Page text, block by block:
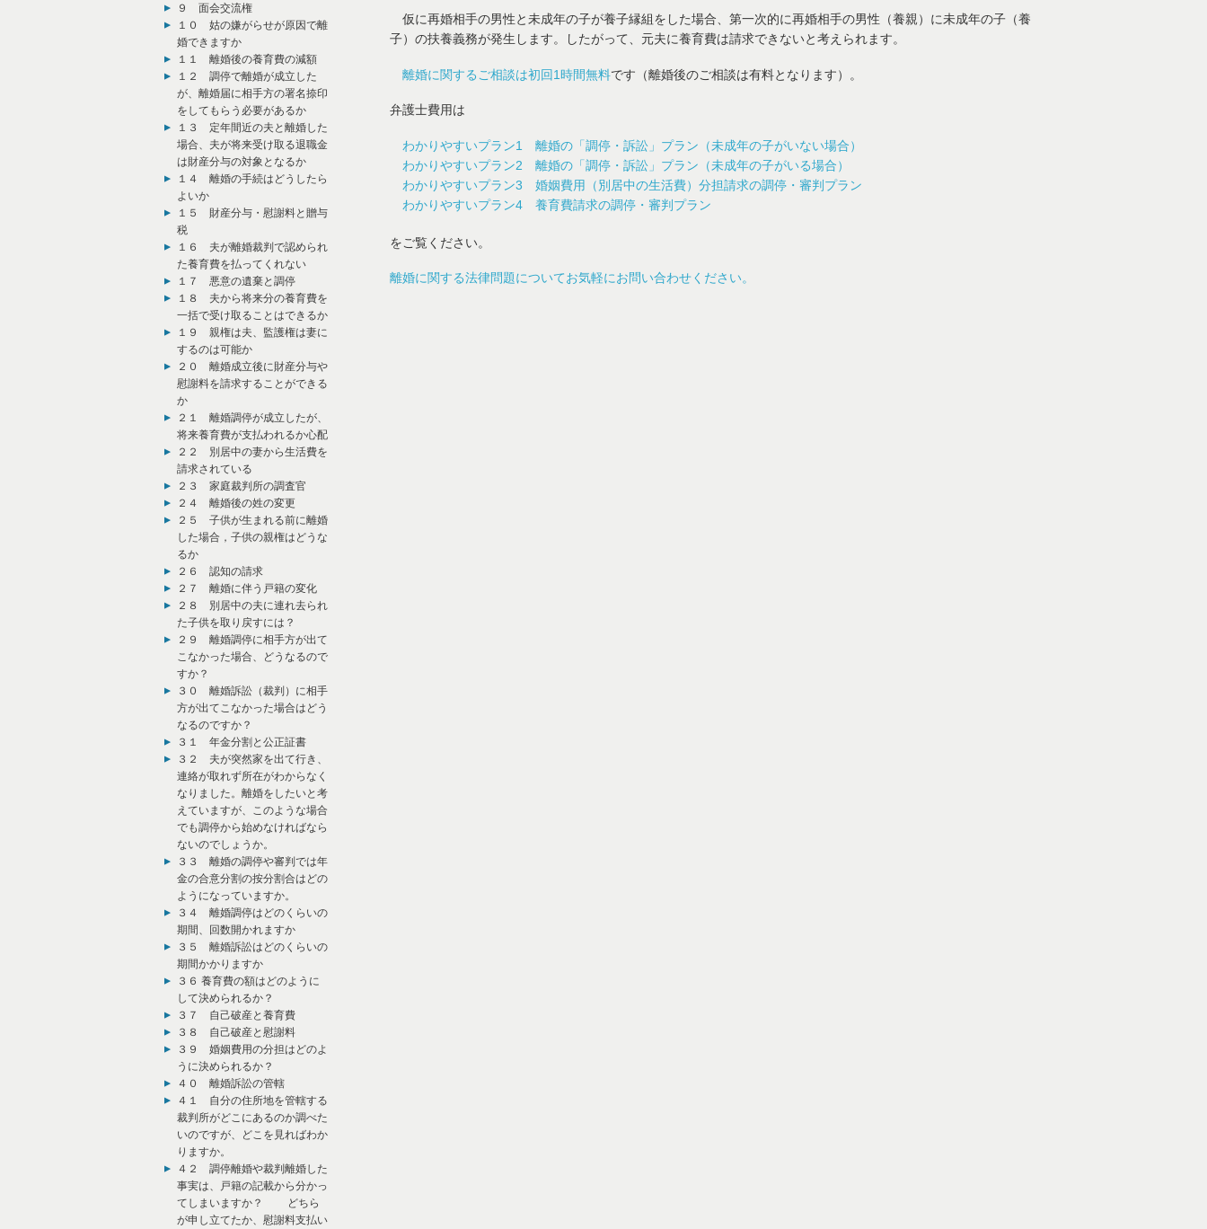
仮に再婚相手の男性と未成年の子が養子縁組をした場合、第一次的に再婚相手の男性（養親）に未成年の子（養
子）の扶養義務が発生します。したがって、元夫に養育費は請求できないと考えられます。
離婚に関するご相談は初回1時間無料です（離婚後のご相談は有料となります）。
弁護士費用は
わかりやすいプラン1 離婚の「調停・訴訟」プラン（未成年の子がいない場合）
わかりやすいプラン2 離婚の「調停・訴訟」プラン（未成年の子がいる場合）
わかりやすいプラン3 婚姻費用（別居中の生活費）分担請求の調停・審判プラン
わかりやすいプラン4 養育費請求の調停・審判プラン
をご覧ください。
離婚に関する法律問題についてお気軽にお問い合わせください。
９ 面会交流権
１０ 姑の嫌がらせが原因で離
婚できますか
１１ 離婚後の養育費の減額
１２ 調停で離婚が成立した
が、離婚届に相手方の署名捺印
をしてもらう必要があるか
１３ 定年間近の夫と離婚した
場合、夫が将来受け取る退職金
は財産分与の対象となるか
１４ 離婚の手続はどうしたら
よいか
１５ 財産分与・慰謝料と贈与
税
１６ 夫が離婚裁判で認められ
た養育費を払ってくれない
１７ 悪意の遺棄と調停
１８ 夫から将来分の養育費を
一括で受け取ることはできるか
１９ 親権は夫、監護権は妻に
するのは可能か
２０ 離婚成立後に財産分与や
慰謝料を請求することができる
か
２１ 離婚調停が成立したが、
将来養育費が支払われるか心配
２２ 別居中の妻から生活費を
請求されている
２３ 家庭裁判所の調査官
２４ 離婚後の姓の変更
２５ 子供が生まれる前に離婚
した場合，子供の親権はどうな
るか
２６ 認知の請求
２７ 離婚に伴う戸籍の変化
２８ 別居中の夫に連れ去られ
た子供を取り戻すには？
２９ 離婚調停に相手方が出て
こなかった場合、どうなるので
すか？
３０ 離婚訴訟（裁判）に相手
方が出てこなかった場合はどう
なるのですか？
３１ 年金分割と公正証書
３２ 夫が突然家を出て行き、
連絡が取れず所在がわからなく
なりました。離婚をしたいと考
えていますが、このような場合
でも調停から始めなければなら
ないのでしょうか。
３３ 離婚の調停や審判では年
金の合意分割の按分割合はどの
ようになっていますか。
３４ 離婚調停はどのくらいの
期間、回数開かれますか
３５ 離婚訴訟はどのくらいの
期間かかりますか
３６ 養育費の額はどのように
して決められるか？
３７ 自己破産と養育費
３８ 自己破産と慰謝料
３９ 婚姻費用の分担はどのよ
うに決められるか？
４０ 離婚訴訟の管轄
４１ 自分の住所地を管轄する
裁判所がどこにあるのか調べた
いのですが、どこを見ればわか
りますか。
４２ 調停離婚や裁判離婚した
事実は、戸籍の記載から分かっ
てしまいますか？ どちら
が申し立てたか、慰謝料支払い